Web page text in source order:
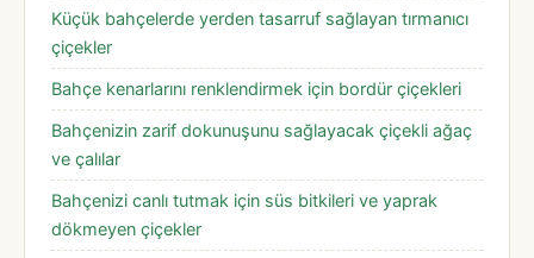
Küçük bahçelerde yerden tasarruf sağlayan tırmanıcı
çiçekler
Bahçe kenarlarını renklendirmek için bordür çiçekleri
Bahçenizin zarif dokunuşunu sağlayacak çiçekli ağaç
ve çalılar
Bahçenizi canlı tutmak için süs bitkileri ve yaprak
dökmeyen çiçekler